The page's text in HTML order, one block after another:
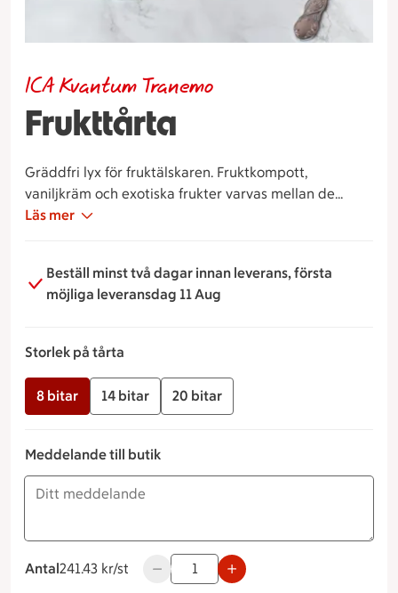
Frukttårta
ICA Kvantum Tranemo
Gräddfri lyx för fruktälskaren. Fruktkompott,
vaniljkräm och exotiska frukter varvas mellan de
nybakade sockerkaksbottnarna - en aning citrus
Läs mer
Beställ minst två dagar innan leverans, första
möjliga leveransdag 11 Aug
Storlek på tårta
8 bitar 14 bitar 20 bitar
Meddelande till butik
Antal
241.43 kronor styck
241.43 kr/st Använd knapparna för att minska